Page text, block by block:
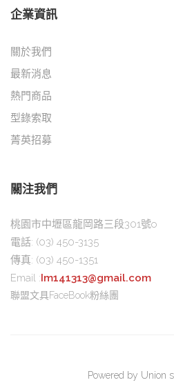
企業資訊
關於我們
最新消息
熱門商品
型錄索取
菁英招募
關注我們
桃園市中壢區龍岡路三段301號o
電話: (03) 450-3135
傳真: (03) 450-1351
Email :Im141313@gmail.com
聯盟文具FaceBook粉絲團
Powered by Union